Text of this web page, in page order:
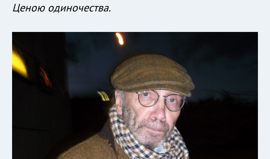
Ценою одиночества.